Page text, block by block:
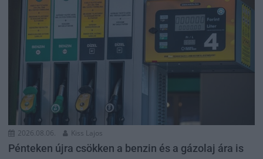
2026.08.06. Kiss Lajos
Pénteken újra csökken a benzin és a gázolaj ára is